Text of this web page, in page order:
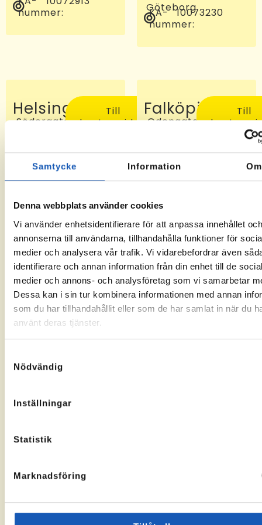
Samtycke Information Om
Denna webbplats använder cookies
Vi använder enhetsidentifierare för att anpassa innehållet och
annonserna till användarna, tillhandahålla funktioner för
medier och analysera vår trafik. Vi vidarebefordrar även
identifierare och annan information från din enhet till de
medier och annons- och analysföretag som vi samarbetar
Dessa kan i sin tur kombinera informationen med annan
som du har tillhandahållit eller som de har samlat in när du
använt deras tjänster.
Nödvändig
Inställningar
Statistik
Marknadsföring
nummer:
Göteborg
KA-
nummer:
10073230
Helsingborg
Södergatan
KA-
nummer:
-6
Till
kontorssidan
Falköping
Odengatan
Falköping
KA-
nummer:
10072810
Till
Sveg
Gränsgatan
17, 842
32 Sveg
KA-
nummer:
10069283
Till
kontorssidan
Tomelilla
Nybogatan
2B, 273
30
Tomelilla
KA-
10073436
Åtvidaberg
Åtvidaberg